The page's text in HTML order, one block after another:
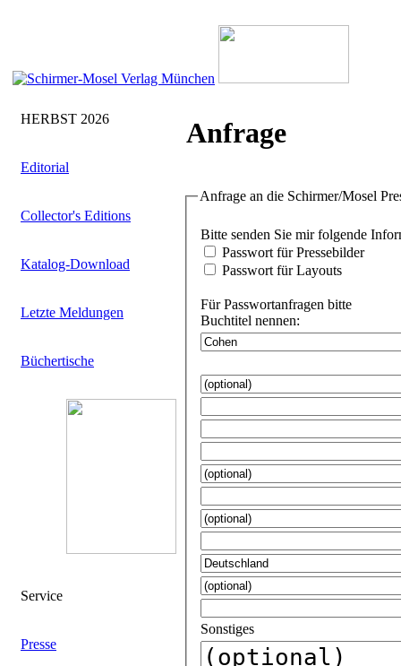
HERBST 2026
Editorial
Collector's Editions
Katalog-Download
Letzte Meldungen
Büchertische
Service
Presse
Anfrage
Anfrage an die Schirmer/Mosel
Bitte senden
Passwort für Pressebilder
Passwort für Layouts
Für Passwortanfragen bitte
Buchtitel nennen:
Sonstiges